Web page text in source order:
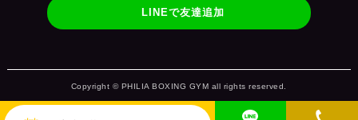
LINEで友達追加
Copyright © PHILIA BOXING GYM all rights reserved.